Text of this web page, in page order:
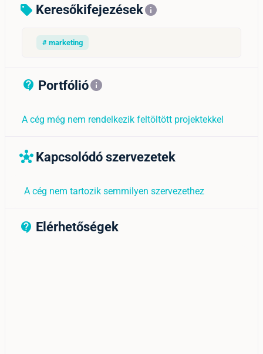
sell Keresőkifejezésekinfo
# marketing
contact_support_outline
Portfólióinfo
A cég még nem rendelkezik feltöltött projektekkel
hub Kapcsolódó szervezetek
A cég nem tartozik semmilyen szervezethez
contact_support_outline
Elérhetőségek